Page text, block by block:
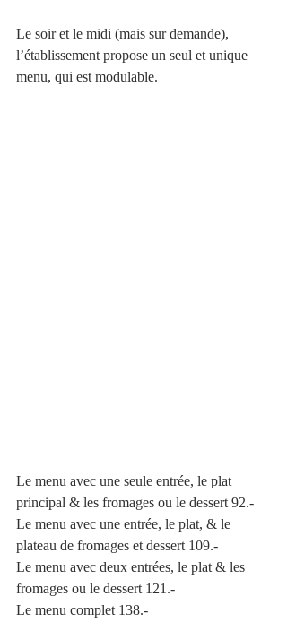
Le soir et le midi (mais sur demande),
l’établissement propose un seul et unique
menu, qui est modulable.
Le menu avec une seule entrée, le plat
principal & les fromages ou le dessert 92.-
Le menu avec une entrée, le plat, & le
plateau de fromages et dessert 109.-
Le menu avec deux entrées, le plat & les
fromages ou le dessert 121.-
Le menu complet 138.-